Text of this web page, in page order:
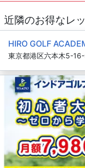
近隣のお得なレ
HIRO GOLF
東京都港区六本木5-